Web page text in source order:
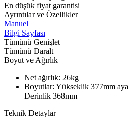
En düşük fiyat garantisi
Ayrıntılar ve Özellikler
Manuel
Bilgi Sayfası
Tümünü Genişlet
Tümünü Daralt
Boyut ve Ağırlık
Net ağırlık: 26kg
Boyutlar: Yükseklik 377mm
Derinlik 368mm
Teknik Detaylar